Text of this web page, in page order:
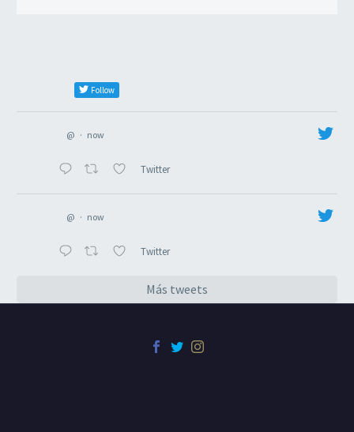
Follow
@ · now
Twitter
@ · now
Twitter
Más tweets